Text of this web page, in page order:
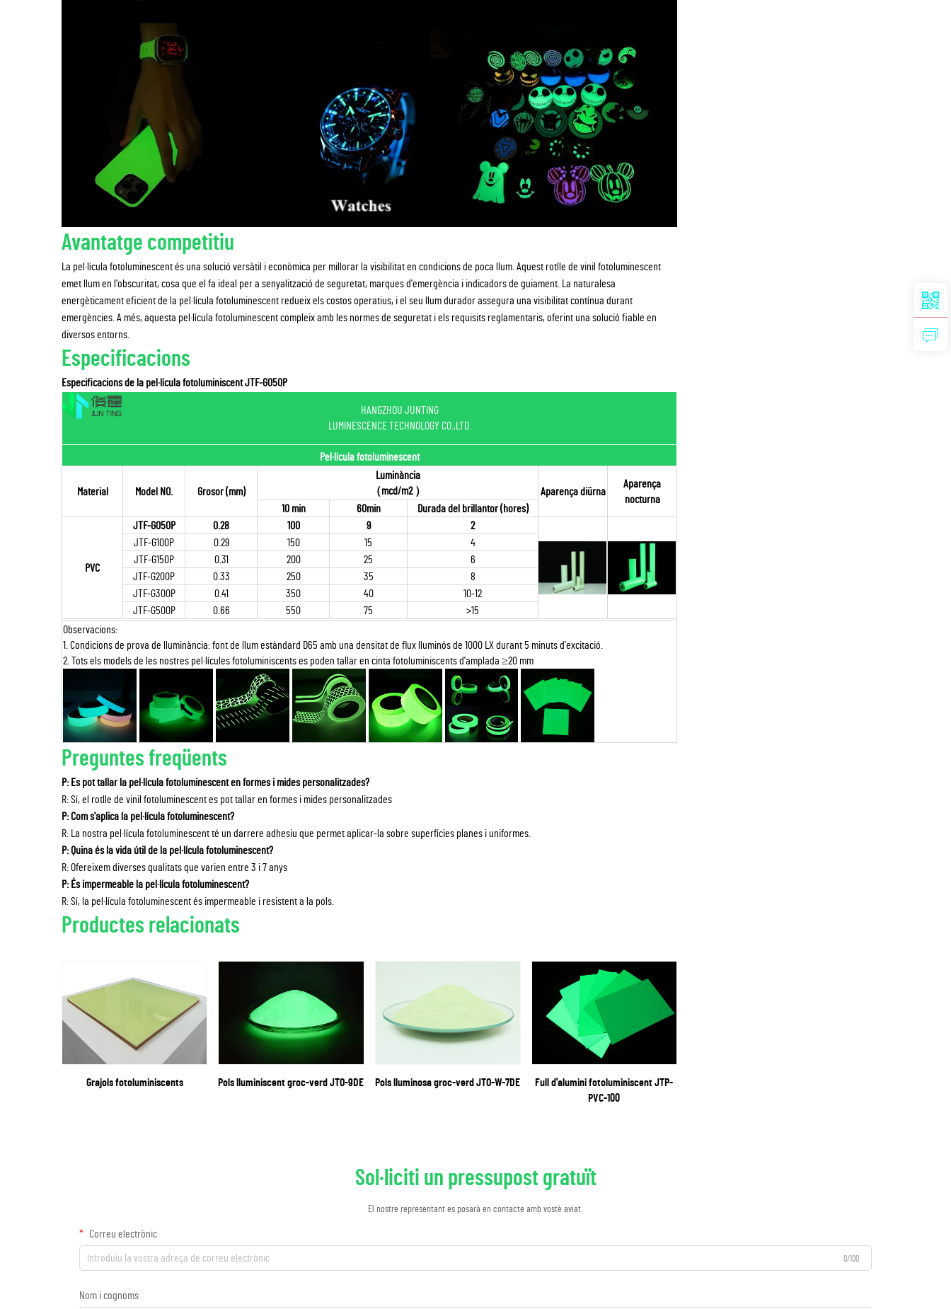
Avantatge competitiu
La pel·lícula fotoluminescent és una solució versàtil i econòmica per millorar la visibilitat en condicions de poca llum. Aquest rotlle de vinil fotoluminescent
emet llum en l'obscuritat, cosa que el fa ideal per a senyalització de seguretat, marques d'emergència i indicadors de guiament. La naturalesa
energèticament eficient de la pel·lícula fotoluminescent redueix els costos operatius, i el seu llum durador assegura una visibilitat contínua durant
emergències. A més, aquesta pel·lícula fotoluminescent compleix amb les normes de seguretat i els requisits reglamentaris, oferint una solució fiable en
diversos entorns.
Especificacions
Especificacions de la pel·lícula fotoluminiscent JTF-G050P
HANGZHOU JUNTING
LUMINESCENCE TECHNOLOGY CO.,LTD.
Pel·lícula fotoluminescent
Material Model NO. Grosor (mm)
Luminància
（mcd/m2 ） Aparença diürna
Aparença
nocturna
10 min
60min Durada del brillantor (hores)
PVC
JTF-G050P 0.28 100 9
2
JTF-G100P
0.29 150 15
4
JTF-G150P
0.31 200 25
6
JTF-G200P
0.33 250 35
8
JTF-G300P
0.41 350 40
10-12
JTF-G500P
0.66 550 75
>15
Observacions:
1. Condicions de prova de lluminància: font de llum estàndard D65 amb una densitat de flux lluminós de 1000 LX durant 5 minuts d'excitació.
2. Tots els models de les nostres pel·lícules fotoluminiscents es poden tallar en cinta fotoluminiscents d'amplada ≥20 mm
Preguntes freqüents
P: Es pot tallar la pel·lícula fotoluminescent en formes i mides personalitzades?
R: Sí, el rotlle de vinil fotoluminescent es pot tallar en formes i mides personalitzades
P: Com s'aplica la pel·lícula fotoluminescent?
R: La nostra pel·lícula fotoluminescent té un darrere adhesiu que permet aplicar-la sobre superfícies planes i uniformes.
P: Quina és la vida útil de la pel·lícula fotoluminescent?
R: Ofereixem diverses qualitats que varien entre 3 i 7 anys
P: És impermeable la pel·lícula fotoluminescent?
R: Sí, la pel·lícula fotoluminescent és impermeable i resistent a la pols.
Productes relacionats
Grajols fotoluminiscents Pols lluminiscent groc-verd JTO-9DE Pols lluminosa groc-verd JTO-W-7DE
Full d'alumini fotoluminiscent JTP-
PVC-100
Sol·liciti un pressupost gratuït
El nostre representant es posarà en contacte amb vostè aviat.
Correu electrònic
0/100
Nom i cognoms